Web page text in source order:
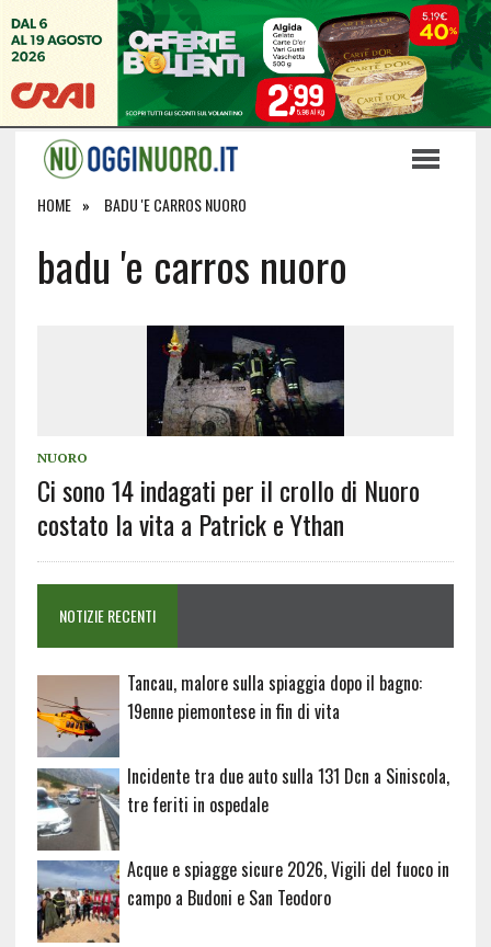
HOME BADU 'E CARROS NUORO
badu 'e carros nuoro
NUORO
Ci sono 14 indagati per il crollo di Nuoro
costato la vita a Patrick e Ythan
NOTIZIE RECENTI
Tancau, malore sulla spiaggia dopo il bagno:
19enne piemontese in fin di vita
Incidente tra due auto sulla 131 Dcn a Siniscola,
tre feriti in ospedale
Acque e spiagge sicure 2026, Vigili del fuoco in
campo a Budoni e San Teodoro